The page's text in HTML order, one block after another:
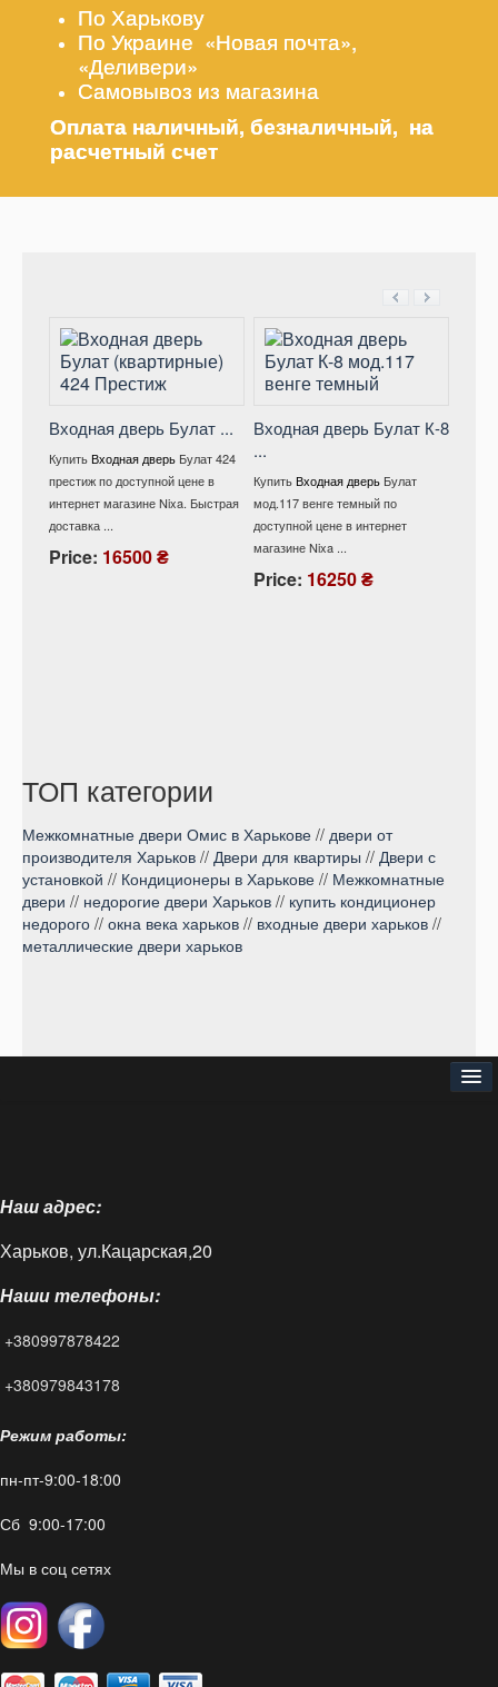
По Харькову
По Украине «Новая почта»,
«Деливери»
Самовывоз из магазина
Оплата наличный, безналичный, на
расчетный счет
Входная дверь Булат ...
Купить Входная дверьБулат 424
престиж по доступной цене в
интернет магазине Nixa. Быстрая
доставка ...
Price: 16500 ₴
Входная дверь Булат К-8
...
Купить Входная дверьБулат
мод.117 венге темный по
доступной цене в интернет
магазине Nixa ...
Price: 16250 ₴
ТОП категории
Межкомнатные двери Омис в Харькове // двери от
производителя Харьков // Двери для квартиры // Двери с
установкой // Кондиционеры в Харькове // Межкомнатные
двери // недорогие двери Харьков // купить кондиционер
недорого // окна века харьков // входные двери харьков //
металлические двери харьков
Доставка и оплата
Блог
FAQ
Контакты
Наш адрес:
Харьков, ул.Кацарская,20
Наши телефоны:
+380997878422
+380979843178
Режим работы:
пн-пт-9:00-18:00
Сб 9:00-17:00
Мы в соц сетях